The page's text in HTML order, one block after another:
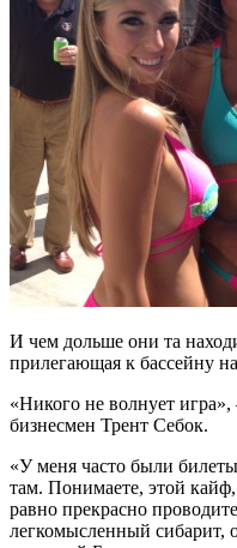
И чем дольше они та
прилегающая к бассейну
«Никого не волнует игра»,
бизнесмен Трент Себок.
«У меня часто были
там. Понимаете, этой
равно прекрасно
легкомысленный сибарит,